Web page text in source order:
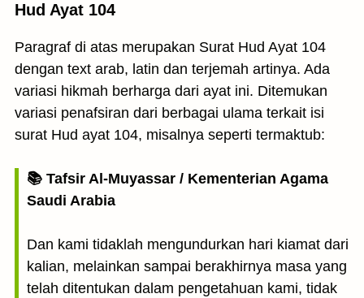
Hud Ayat 104
Paragraf di atas merupakan Surat Hud Ayat 104
dengan text arab, latin dan terjemah artinya. Ada
variasi hikmah berharga dari ayat ini. Ditemukan
variasi penafsiran dari berbagai ulama terkait isi
surat Hud ayat 104, misalnya seperti termaktub:
📚 Tafsir Al-Muyassar / Kementerian Agama
Saudi Arabia
Dan kami tidaklah mengundurkan hari kiamat dari
kalian, melainkan sampai berakhirnya masa yang
telah ditentukan dalam pengetahuan kami, tidak